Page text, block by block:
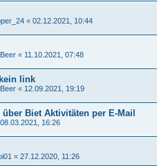
« 02.12.2021, 10:44
« 11.10.2021, 07:48
link
« 12.09.2021, 19:19
Biet Aktivitäten per E-Mail
08.03.2021, 16:26
« 27.12.2020, 11:26